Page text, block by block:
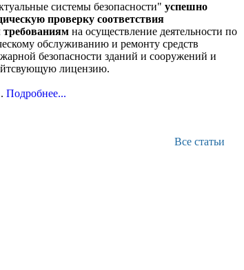
системы безопасности" успешно
проверку соответствия
на осуществление деятельности по
обслуживанию и ремонту средств
безопасности зданий и сооружений и
лицензию.
Подробнее...
Все статьи